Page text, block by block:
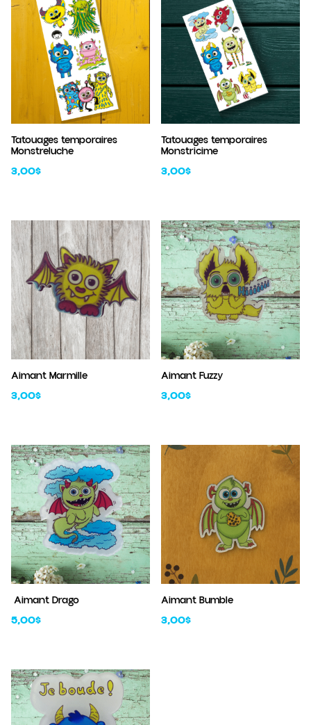
20,00$.10,00$. 20,00$.10,00$.
Tatouages temporaires
Monstreluche
3,00$
Tatouages temporaires
Monstricime
3,00$
Aimant Marmille
3,00$
Aimant Fuzzy
3,00$
Aimant Drago
5,00$
Aimant Bumble
3,00$
×